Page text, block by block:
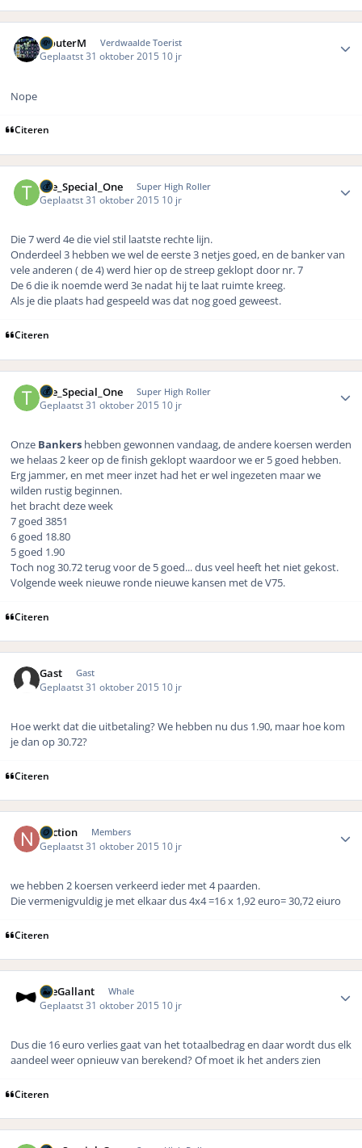
WouterM Verdwaalde Toerist
Geplaatst 31 oktober 2015 10 jr
Nope
Citeren
The_Special_One Super High Roller
Geplaatst 31 oktober 2015 10 jr
Die 7 werd 4e die viel stil laatste rechte lijn.
Onderdeel 3 hebben we wel de eerste 3 netjes goed, en de banker van
vele anderen ( de 4) werd hier op de streep geklopt door nr. 7
De 6 die ik noemde werd 3e nadat hij te laat ruimte kreeg.
Als je die plaats had gespeeld was dat nog goed geweest.
Citeren
The_Special_One Super High Roller
Geplaatst 31 oktober 2015 10 jr
Onze Bankers hebben gewonnen vandaag, de andere koersen werden
we helaas 2 keer op de finish geklopt waardoor we er 5 goed hebben.
Erg jammer, en met meer inzet had het er wel ingezeten maar we
wilden rustig beginnen.
het bracht deze week
7 goed 3851
6 goed 18.80
5 goed 1.90
Toch nog 30.72 terug voor de 5 goed... dus veel heeft het niet gekost.
Volgende week nieuwe ronde nieuwe kansen met de V75.
Citeren
Gast Gast
Geplaatst 31 oktober 2015 10 jr
Hoe werkt dat die uitbetaling? We hebben nu dus 1.90, maar hoe kom
je dan op 30.72?
Citeren
naction Members
Geplaatst 31 oktober 2015 10 jr
we hebben 2 koersen verkeerd ieder met 4 paarden.
Die vermenigvuldig je met elkaar dus 4x4 =16 x 1,92 euro= 30,72 eiuro
Citeren
TheGallant Whale
Geplaatst 31 oktober 2015 10 jr
Dus die 16 euro verlies gaat van het totaalbedrag en daar wordt dus elk
aandeel weer opnieuw van berekend? Of moet ik het anders zien
Citeren